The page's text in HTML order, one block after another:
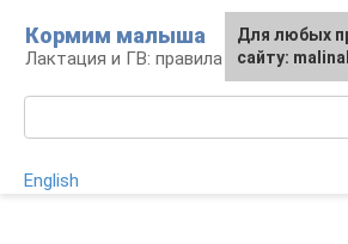
контенту
Кормим малыша
Лактация и ГВ: правила и проблемы
English
Для любых
сайту: